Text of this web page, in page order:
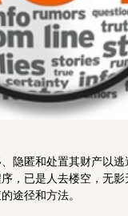
品、零售和消费品
客户与财富管理
隐匿和处置其财产以
，已是人去楼空，无
途径和方法。